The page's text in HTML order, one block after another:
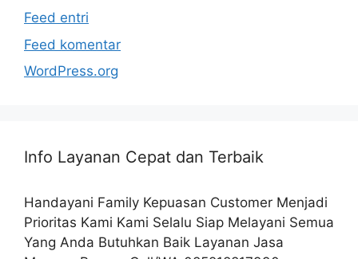
Feed entri
Feed komentar
WordPress.org
Info Layanan Cepat dan Terbaik
Handayani Family Kepuasan Customer Menjadi
Prioritas Kami Kami Selalu Siap Melayani Semua
Yang Anda Butuhkan Baik Layanan Jasa